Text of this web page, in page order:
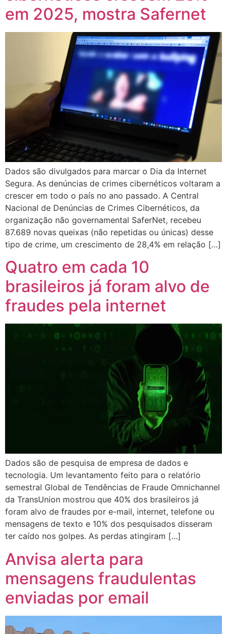
em 2025, mostra Safernet
Dados são divulgados para marcar o Dia da Internet
Segura. As denúncias de crimes cibernéticos voltaram a
crescer em todo o país no ano passado. A Central
Nacional de Denúncias de Crimes Cibernéticos, da
organização não governamental SaferNet, recebeu
87.689 novas queixas (não repetidas ou únicas) desse
tipo de crime, um crescimento de 28,4% em relação […]
Quatro em cada 10
brasileiros já foram alvo de
fraudes pela internet
Dados são de pesquisa de empresa de dados e
tecnologia. Um levantamento feito para o relatório
semestral Global de Tendências de Fraude Omnichannel
da TransUnion mostrou que 40% dos brasileiros já
foram alvo de fraudes por e-mail, internet, telefone ou
mensagens de texto e 10% dos pesquisados disseram
ter caído nos golpes. As perdas atingiram […]
Anvisa alerta para
mensagens fraudulentas
enviadas por email